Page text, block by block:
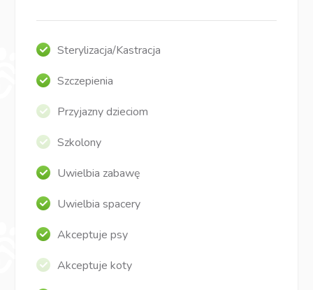
Sterylizacja/Kastracja
Szczepienia
Przyjazny dzieciom
Szkolony
Uwielbia zabawę
Uwielbia spacery
Akceptuje psy
Akceptuje koty